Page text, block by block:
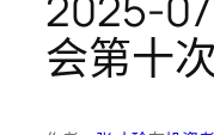
会第十